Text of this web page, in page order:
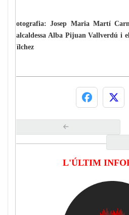
Fotografia: Josep Maria Martí
l’alcaldessa Alba Pijuan Vallverdú i
Vílchez
L'ÚLTIM